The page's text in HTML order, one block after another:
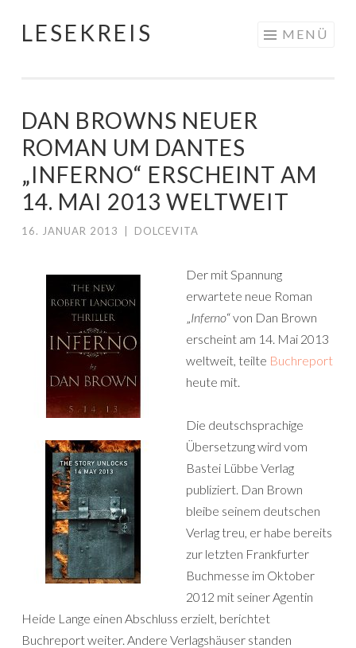
Springe
LESEKREIS MENÜ
DAN BROWNS NEUER
ROMAN UM DANTES
„INFERNO“ ERSCHEINT AM
14. MAI 2013 WELTWEIT
16. JANUAR 2013 DOLCEVITA
Der mit Spannung
erwartete neue Roman
„Inferno“ von Dan Brown
erscheint am 14. Mai 2013
weltweit, teilte Buchreport
heute mit.
Die deutschsprachige
Übersetzung wird vom
Bastei Lübbe Verlag
publiziert. Dan Brown
bleibe seinem deutschen
Verlag treu, er habe bereits
zur letzten Frankfurter
Buchmesse im Oktober
2012 mit seiner Agentin
Heide Lange einen Abschluss erzielt, berichtet
Buchreport weiter. Andere Verlagshäuser standen